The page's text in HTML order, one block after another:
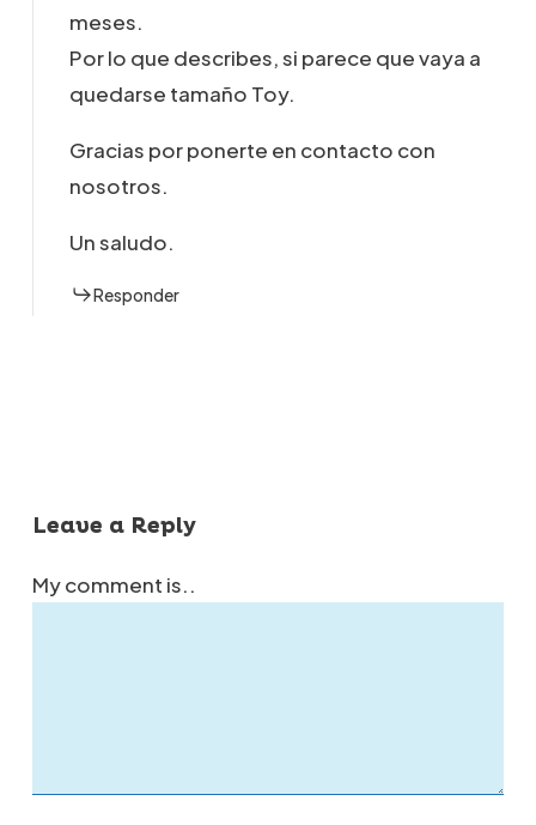
meses.
Por lo que describes, si parece que vaya a
quedarse tamaño Toy.
Gracias por ponerte en contacto con
nosotros.
Un saludo.
Responder
Leave a Reply
My comment is..